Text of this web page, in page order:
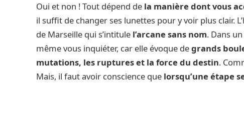
Oui et non ! Tout dépend de la manière dont vous
il suffit de changer ses lunettes pour y voir plus clair.
de Marseille qui s’intitule l’arcane sans nom. Dans
même vous inquiéter, car elle évoque degrands
mutations, les ruptures et la force du destin.
Mais, il faut avoir conscience que lorsqu’une étape